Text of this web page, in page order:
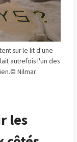
sur le lit d'une
autrefois l'un des
© Nilmar
les